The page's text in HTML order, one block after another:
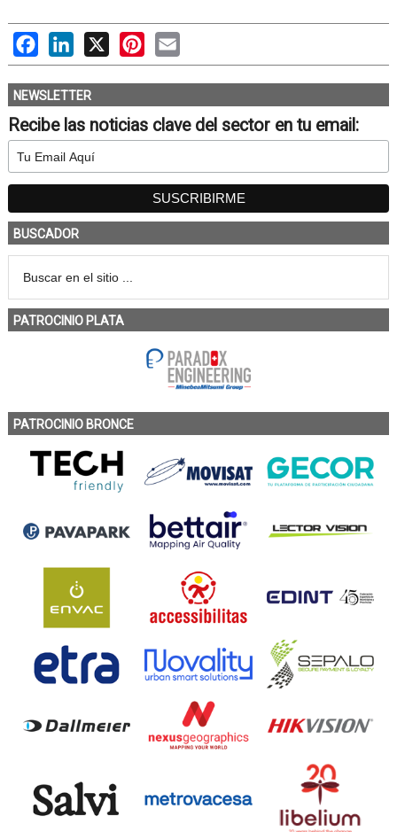
FacebookLinkedIn
X PinterestEmail
NEWSLETTER
Recibe las noticias clave del sector en tu email:
BUSCADOR
PATROCINIO PLATA
PATROCINIO BRONCE